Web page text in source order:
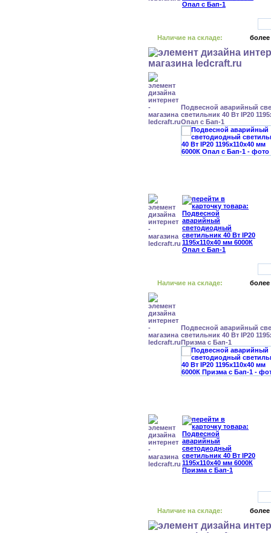
Наличие на складе: более
Подвесной аварийный
светильник 40 Вт IP20
Опал с Бап-1
Наличие на складе: более
Подвесной аварийный
светильник 40 Вт IP20
Призма с Бап-1
Наличие на складе: более